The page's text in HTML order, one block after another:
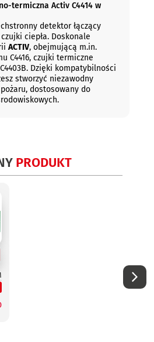
termiczna Activ C4414 w
detektor łączący
ciepła. Doskonale
ACTIV, obejmującą m.in.
C4416, czujki termiczne
C4403B. Dzięki kompatybilności
stworzyć niezawodny
dostosowany do
PRODUKT
INIM